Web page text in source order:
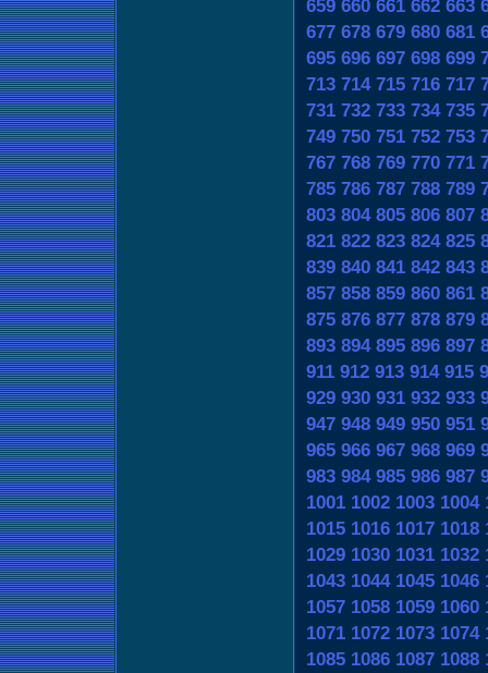
659 660 661 662 663
677 678 679 680 681
695 696 697 698 699
713 714 715 716 717
731 732 733 734 735
749 750 751 752 753
767 768 769 770 771
785 786 787 788 789
803 804 805 806 807
821 822 823 824 825
839 840 841 842 843
857 858 859 860 861
875 876 877 878 879
893 894 895 896 897
911 912 913 914 915
929 930 931 932 933
947 948 949 950 951
965 966 967 968 969
983 984 985 986 987
1001 1002 1003 1004
1015 1016 1017 1018
1029 1030 1031 1032
1043 1044 1045 1046
1057 1058 1059 1060
1071 1072 1073 1074
1085 1086 1087 1088